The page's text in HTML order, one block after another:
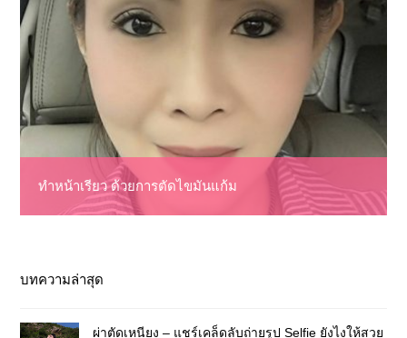
ทำหน้าเรียว ด้วยการตัดไขมันแก้ม
บทความล่าสุด
ผ่าตัดเหนียง – แชร์เคล็ดลับถ่ายรูป Selfie ยังไงให้สวย